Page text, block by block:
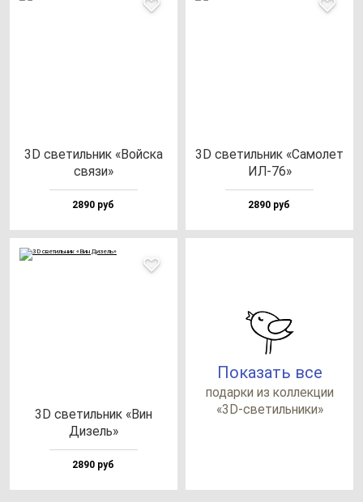
3D све­тиль­ник «Вой­ска
свя­зи»
2890 руб
3D све­тиль­ник «Само­лет
ИЛ-76»
2890 руб
3D све­тиль­ник «Вин
Дизель»
2890 руб
Показать все
по­дар­ки из кол­лек­ции
«3D-све­тиль­ни­ки»